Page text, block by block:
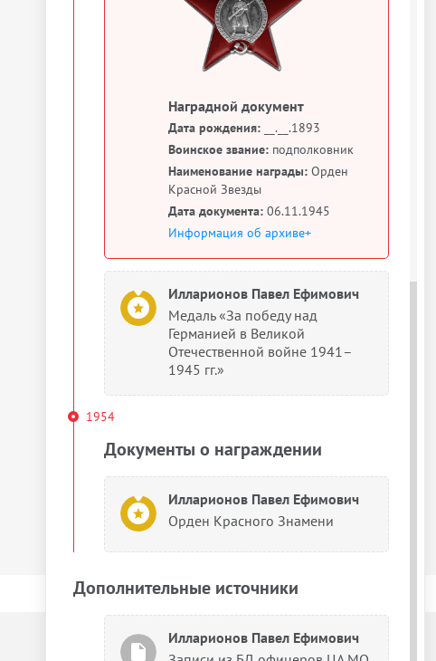
Наградной документ
Дата рождения: __.__.1893
Воинское звание: подполковник
Наименование награды: Орден
Красной Звезды
Дата документа: 06.11.1945
Информация об архиве+
Илларионов Павел Ефимович
Медаль «За победу над
Германией в Великой
Отечественной войне 1941–
1945 гг.»
1954
Документы о награждении
Илларионов Павел Ефимович
Орден Красного Знамени
Дополнительные источники
Илларионов Павел Ефимович